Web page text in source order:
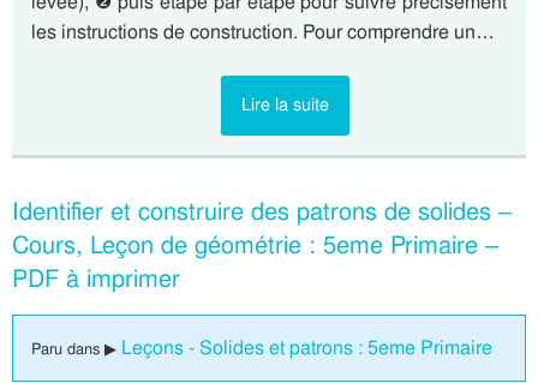
les instructions de construction. Pour comprendre un…
Lire la suite
Identifier et construire des patrons de solides –
Cours, Leçon de géométrie : 5eme Primaire –
PDF à imprimer
Paru dans ▶ Leçons - Solides et patrons : 5eme Primaire